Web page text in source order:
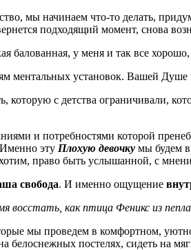
мы начинаем что-то делать,
подходящий момент, снова
балованная, у меня и так все
ментальных установок. Вашей Душе
которую с детства ограничивали,
и потребностями которой
эту Плохую девочку мы будем
право быть услышанной, с
свобода. И именно ощущение
восстать, как птица Феникс из
мы проведем в комфортном,
белоснежных постелях, сидеть на